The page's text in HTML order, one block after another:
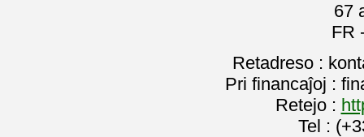
67
FR
Retadreso :
Pri financaĵoj :
Retejo :
Tel :